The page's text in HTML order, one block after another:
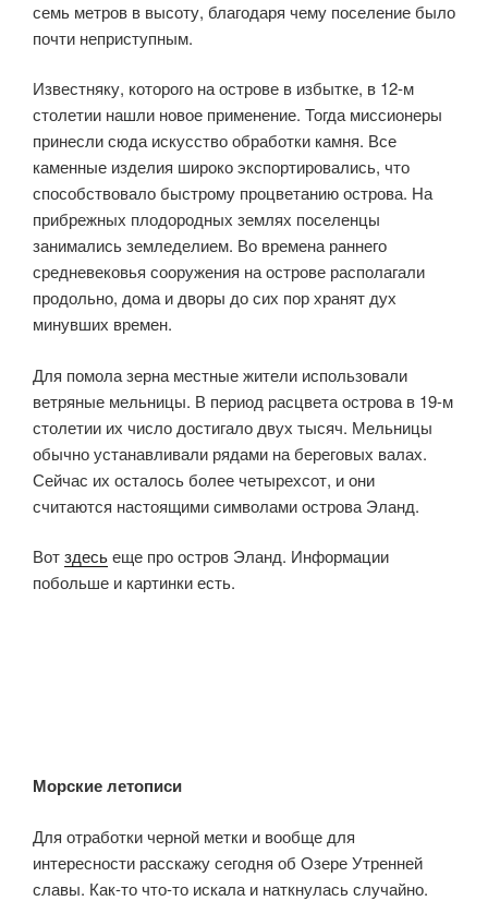
семь метров в высоту, благодаря чему поселение было
почти неприступным.
Известняку, которого на острове в избытке, в 12-м
столетии нашли новое применение. Тогда миссионеры
принесли сюда искусство обработки камня. Все
каменные изделия широко экспортировались, что
способствовало быстрому процветанию острова. На
прибрежных плодородных землях поселенцы
занимались земледелием. Во времена раннего
средневековья сооружения на острове располагали
продольно, дома и дворы до сих пор хранят дух
минувших времен.
Для помола зерна местные жители использовали
ветряные мельницы. В период расцвета острова в 19-м
столетии их число достигало двух тысяч. Мельницы
обычно устанавливали рядами на береговых валах.
Сейчас их осталось более четырехсот, и они
считаются настоящими символами острова Эланд.
Вотздесьеще про остров Эланд. Информации
побольше и картинки есть.
Морские летописи
Для отработки черной метки и вообще для
интересности расскажу сегодня об Озере Утренней
славы. Как-то что-то искала и наткнулась случайно.